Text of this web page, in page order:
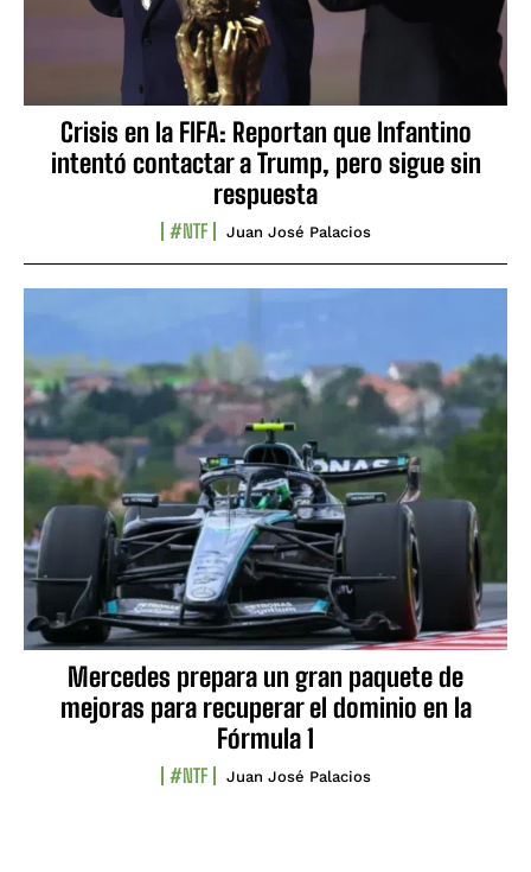
Crisis en la FIFA: Reportan que Infantino
intentó contactar a Trump, pero sigue sin
respuesta
#NTF Juan José Palacios
Mercedes prepara un gran paquete de
mejoras para recuperar el dominio en la
Fórmula 1
#NTF Juan José Palacios